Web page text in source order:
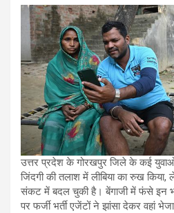
उत्तर प्रदेश के गोरखपुर जिले के कई
जिंदगी की तलाश में लीबिया का रुख
संकट में बदल चुकी है। बेंगाजी में फंसे इन
पर फर्जी भर्ती एजेंटों ने झांसा देकर वहां